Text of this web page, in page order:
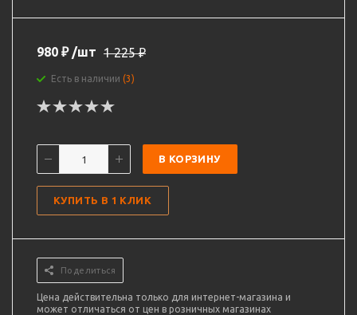
980 ₽ /шт 1 225₽
Есть в наличии (3)
В КОРЗИНУ
КУПИТЬ В 1 КЛИК
Поделиться
Цена действительна только для интернет-магазина и
может отличаться от цен в розничных магазинах